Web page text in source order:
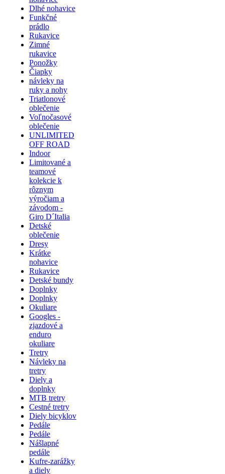
Dlhé nohavice
Funkčné
prádlo
Rukavice
Zimné
rukavice
Ponožky
Čiapky
návleky na
ruky a nohy
Triatlonové
oblečenie
Voľnočasové
oblečenie
UNLIMITED
OFF ROAD
Indoor
Limitované a
teamové
kolekcie k
rôznym
výročiam a
závodom -
Giro D´Italia
Detské
oblečenie
Dresy
Krátke
nohavice
Rukavice
Detské bundy
Doplnky
Doplnky
Okuliare
Googles -
zjazdové a
enduro
okuliare
Tretry
Návleky na
tretry
Diely a
doplnky
MTB tretry
Cestné tretry
Diely bicyklov
Pedále
Pedále
Nášlapné
pedále
Kufre-zarážky
a diely